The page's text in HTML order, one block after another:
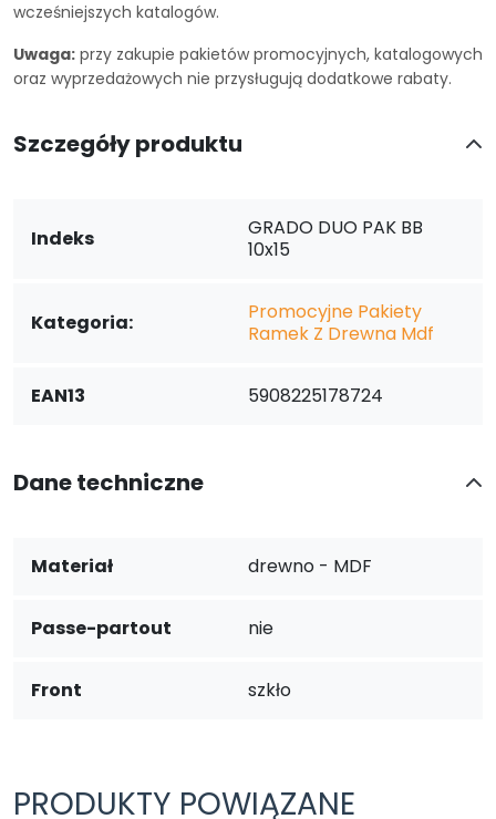
wcześniejszych katalogów.
Uwaga: przy zakupie pakietów promocyjnych, katalogowych
oraz wyprzedażowych nie przysługują dodatkowe rabaty.
Szczegóły produktu
Indeks
GRADO DUO PAK BB
10x15
Kategoria:
Promocyjne Pakiety
Ramek Z Drewna Mdf
EAN13 5908225178724
Dane techniczne
Materiał drewno - MDF
Passe-partout nie
Front szkło
PRODUKTY POWIĄZANE